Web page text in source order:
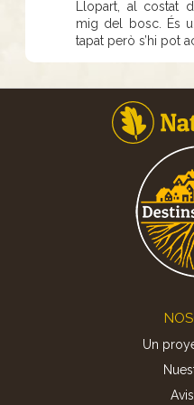
Llopart, al costat
mig del bosc. És
tapat però s’hi pot
Un